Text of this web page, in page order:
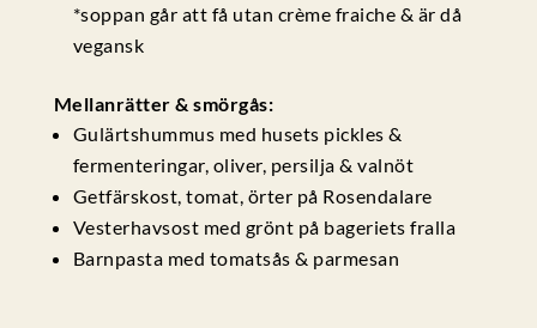
*soppan går att få utan crème fraiche & är då
vegansk
Mellanrätter & smörgås:
Gulärtshummus med husets pickles &
fermenteringar, oliver, persilja & valnöt
Getfärskost, tomat, örter på Rosendalare
Vesterhavsost med grönt på bageriets fralla
Barnpasta med tomatsås & parmesan